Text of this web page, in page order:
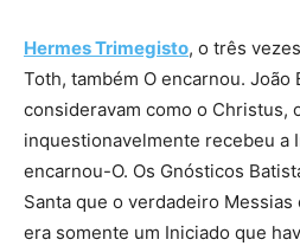
Hermes Trimegisto, o três
Toth, também O encarnou. João
consideravam como o Christus,
inquestionavelmente recebeu a
encarnou-O. Os Gnósticos
Santa que o verdadeiro Messias
era somente um Iniciado que